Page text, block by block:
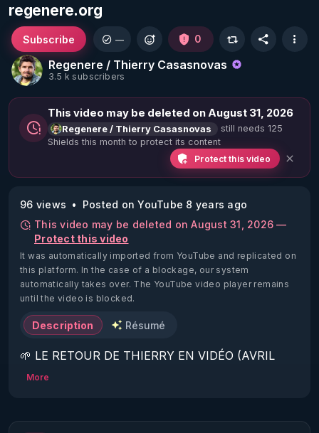
regenere.org
Regenere / Thierry Casasnovas
3.5 k subscribers
Subscribe — 0
This video may be deleted on August 31, 2026
Regenere / Thierry Casasnovas
still needs 125
Shields this month to protect its content
Protect this video
96 views
Posted on YouTube 8 years ago
This video may be deleted on August 31, 2026 —
Protect this video
It was automatically imported from YouTube and replicated on
this platform. In the case of a blockage, our system
automatically takes over. The YouTube video player remains
until the video is blocked.
Description Résumé
🌱 LE RETOUR DE THIERRY EN VIDÉO (AVRIL
2022)!
https://www.rgnr.fr/presentation.html
More